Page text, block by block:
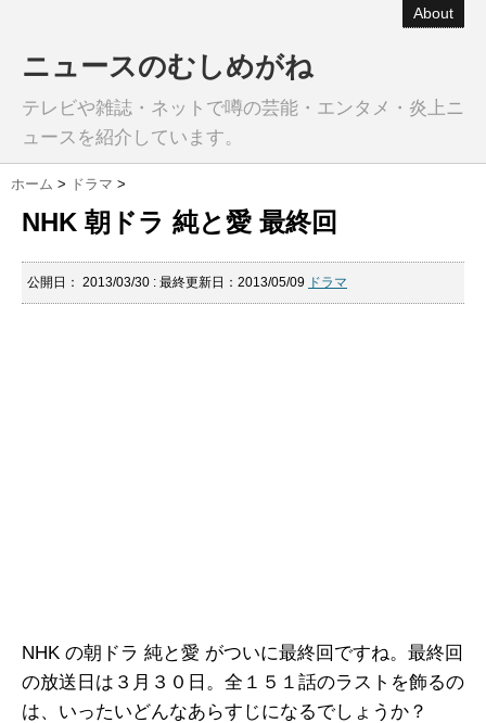
About
ニュースのむしめがね
テレビや雑誌・ネットで噂の芸能・エンタメ・炎上ニ
ュースを紹介しています。
ホーム > ドラマ >
NHK 朝ドラ 純と愛 最終回
公開日： 2013/03/30 : 最終更新日：2013/05/09 ドラマ
NHK の朝ドラ 純と愛 がついに最終回ですね。最終回
の放送日は３月３０日。全１５１話のラストを飾るの
は、いったいどんなあらすじになるでしょうか？